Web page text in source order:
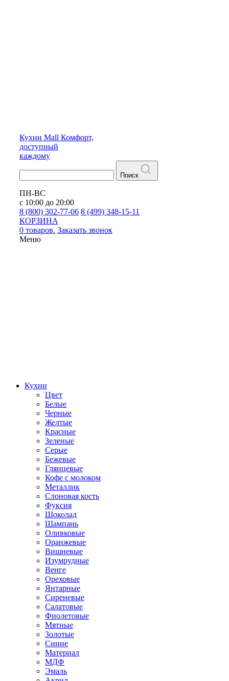
Кухни Mall Комфорт,
доступный
каждому
Поиск
ПН-ВС
с 10:00 до 20:00
8 (800) 302-77-06 8 (499) 348-15-11
КОРЗИНА
0 товаров. Заказать звонок
Меню
Кухни
Цвет
Белые
Черные
Желтые
Красные
Зеленые
Серые
Бежевые
Глянцевые
Кофе с молоком
Металлик
Слоновая кость
Фуксия
Шоколад
Шампань
Оливковые
Оранжевые
Вишневые
Изумрудные
Венге
Ореховые
Янтарные
Сиреневые
Салатовые
Фиолетовые
Мятные
Золотые
Синие
Материал
МДФ
Эмаль